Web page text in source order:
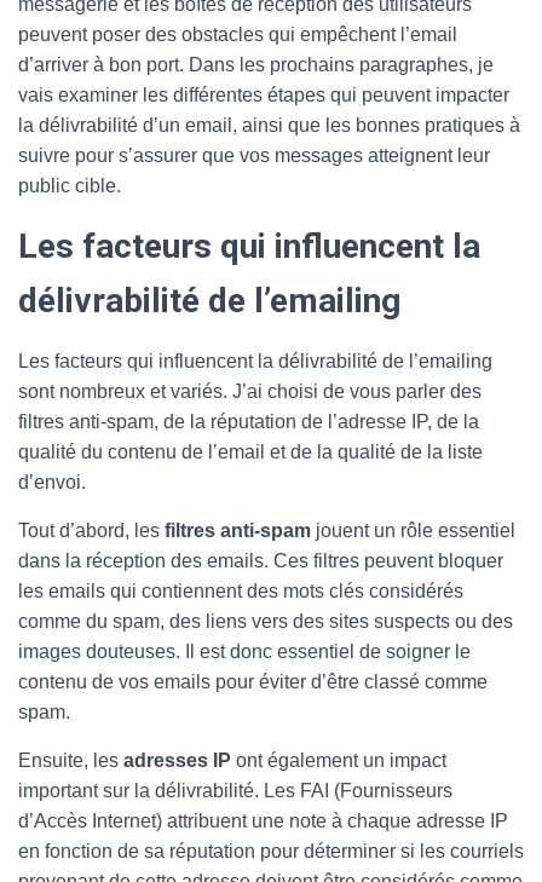
messagerie et les boîtes de réception des utilisateurs
peuvent poser des obstacles qui empêchent l’email
d’arriver à bon port. Dans les prochains paragraphes, je
vais examiner les différentes étapes qui peuvent impacter
la délivrabilité d’un email, ainsi que les bonnes pratiques à
suivre pour s’assurer que vos messages atteignent leur
public cible.
Les facteurs qui influencent la
délivrabilité de l’emailing
Les facteurs qui influencent la délivrabilité de l’emailing
sont nombreux et variés. J’ai choisi de vous parler des
filtres anti-spam, de la réputation de l’adresse IP, de la
qualité du contenu de l’email et de la qualité de la liste
d’envoi.
Tout d’abord, les filtres anti-spam jouent un rôle essentiel
dans la réception des emails. Ces filtres peuvent bloquer
les emails qui contiennent des mots clés considérés
comme du spam, des liens vers des sites suspects ou des
images douteuses. Il est donc essentiel de soigner le
contenu de vos emails pour éviter d’être classé comme
spam.
Ensuite, les adresses IP ont également un impact
important sur la délivrabilité. Les FAI (Fournisseurs
d’Accès Internet) attribuent une note à chaque adresse IP
en fonction de sa réputation pour déterminer si les courriels